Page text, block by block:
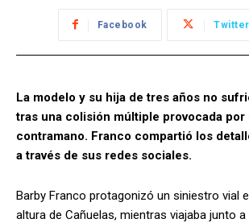
Facebook Twitter
La modelo y su hija de tres años no
tras una colisión múltiple provocada por
contramano. Franco compartió los
a través de sus redes sociales.
Barby Franco protagonizó un siniestro vial
altura de Cañuelas, mientras viajaba junto a